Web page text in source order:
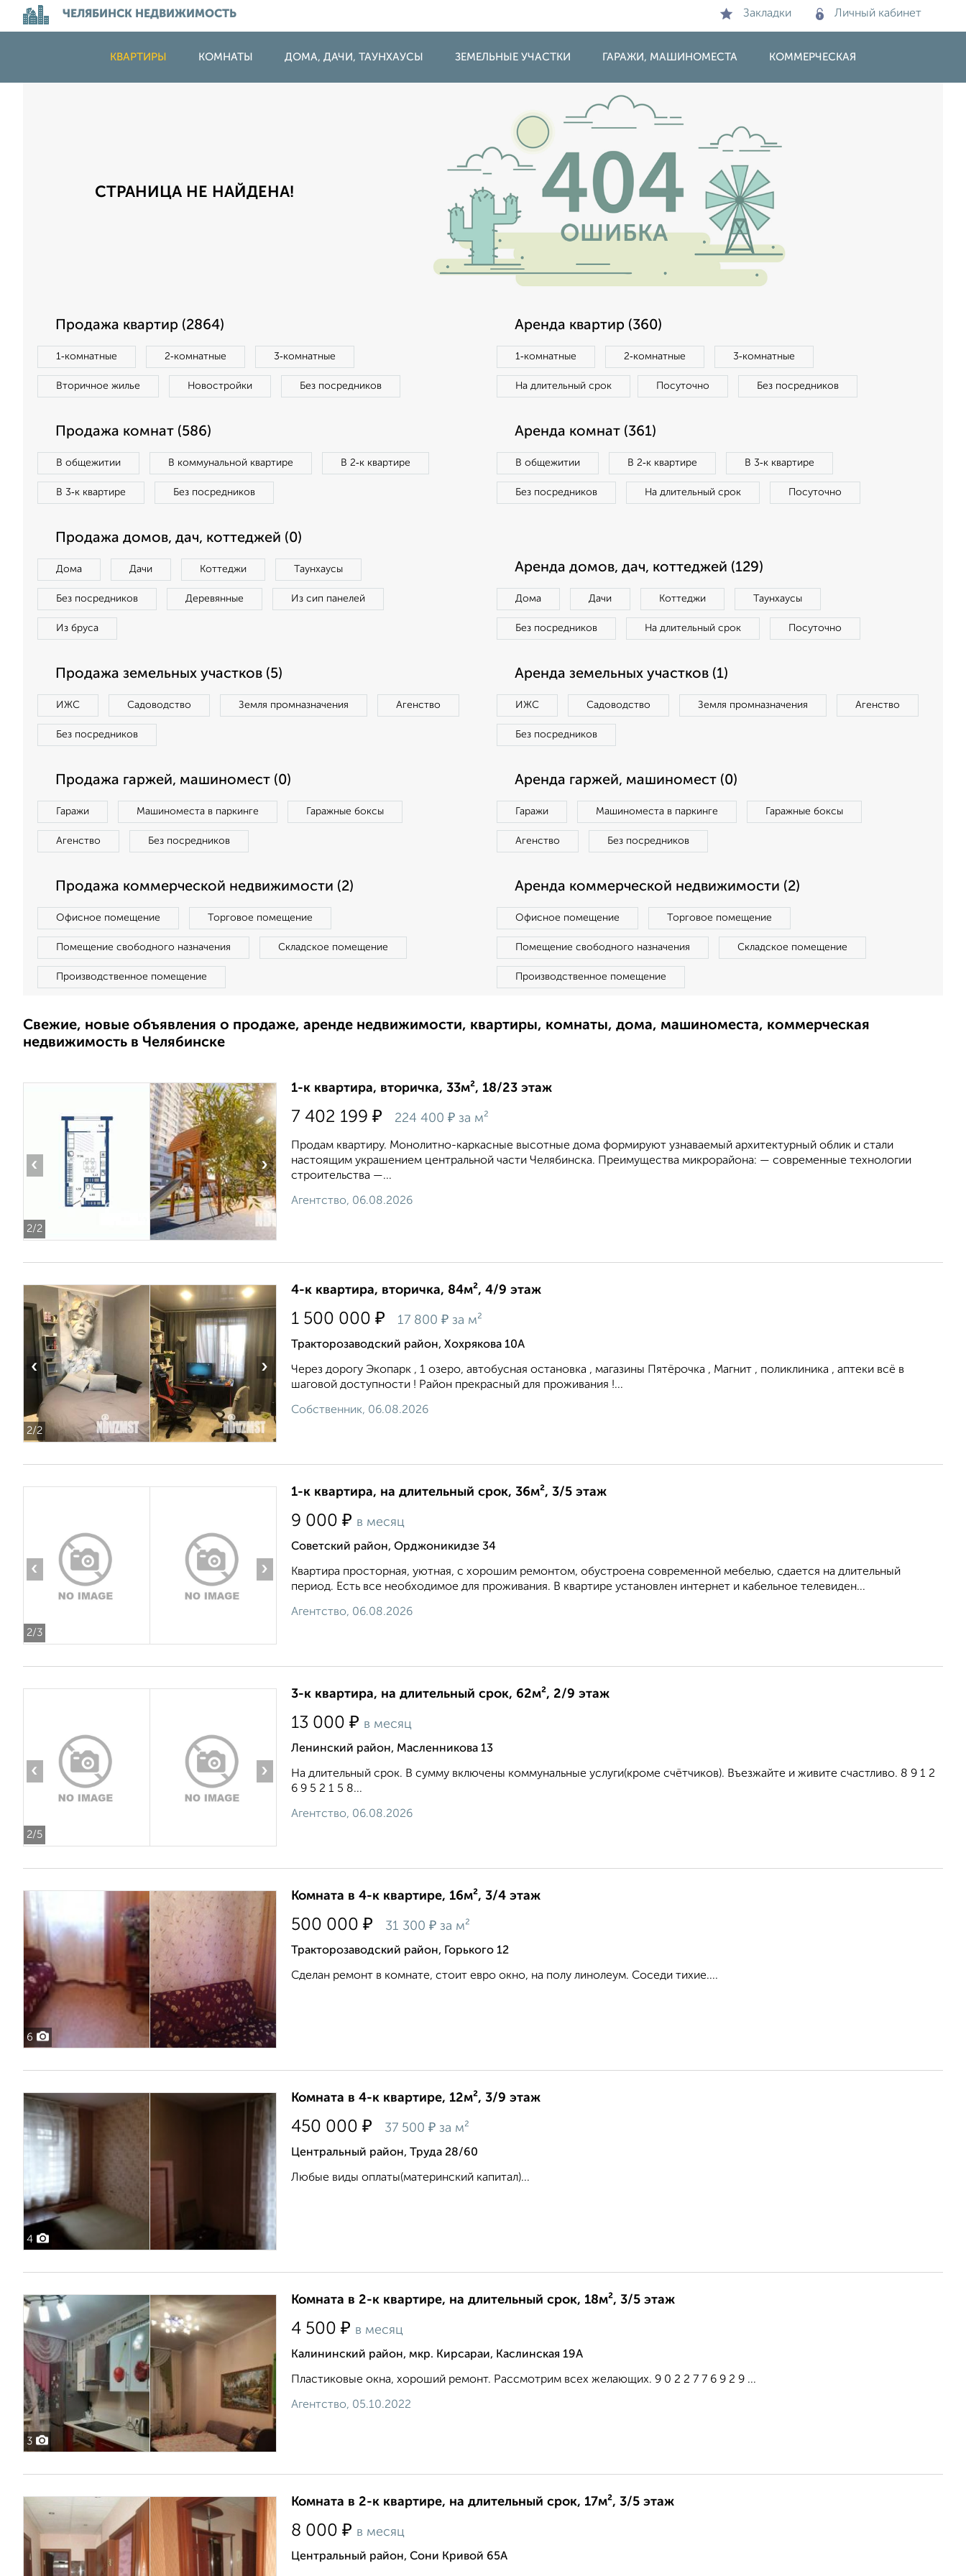
ЧЕЛЯБИНСК НЕДВИЖИМОСТЬ Закладки Личный кабинет
КВАРТИРЫ КОМНАТЫ ДОМА, ДАЧИ, ТАУНХАУСЫ ЗЕМЕЛЬНЫЕ УЧАСТКИ ГАРАЖИ, МАШИНОМЕСТА КОММЕРЧЕСКАЯ
СТРАНИЦА НЕ НАЙДЕНА!
Продажа квартир (2864)
1‑комнатные 2‑комнатные 3‑комнатные
Вторичное жилье Новостройки Без посредников
Аренда квартир (360)
1‑комнатные 2‑комнатные 3‑комнатные
На длительный срок Посуточно Без посредников
Продажа комнат (586)
В общежитии В коммунальной квартире В 2‑к квартире
В 3‑к квартире Без посредников
Аренда комнат (361)
В общежитии В 2‑к квартире В 3‑к квартире
Без посредников На длительный срок Посуточно
Продажа домов, дач, коттеджей (0)
Дома Дачи Коттеджи Таунхаусы
Без посредников Деревянные Из сип панелей
Из бруса
Аренда домов, дач, коттеджей (129)
Дома Дачи Коттеджи Таунхаусы
Без посредников На длительный срок Посуточно
Продажа земельных участков (5)
ИЖС Садоводство Земля промназначения Агенство
Без посредников
Аренда земельных участков (1)
ИЖС Садоводство Земля промназначения Агенство
Без посредников
Продажа гаржей, машиномест (0)
Гаражи Машиноместа в паркинге Гаражные боксы
Агенство Без посредников
Аренда гаржей, машиномест (0)
Гаражи Машиноместа в паркинге Гаражные боксы
Агенство Без посредников
Продажа коммерческой недвижимости (2)
Офисное помещение Торговое помещение
Помещение свободного назначения Складское помещение
Производственное помещение
Аренда коммерческой недвижимости (2)
Офисное помещение Торговое помещение
Помещение свободного назначения Складское помещение
Производственное помещение
Свежие, новые объявления о продаже, аренде недвижимости, квартиры, комнаты, дома, машиноместа, коммерческая
недвижимость в Челябинске
2/2
‹ ›
1-к квартира, вторичка, 33м², 18/23 этаж
7 402 199 ₽ 224 400 ₽ за м²
Продам квартиру. Монолитно-каркасные высотные дома формируют узнаваемый архитектурный облик и стали
настоящим украшением центральной части Челябинска. Преимущества микрорайона: — современные технологии
строительства —...
Агентство, 06.08.2026
2/2
‹ ›
4-к квартира, вторичка, 84м², 4/9 этаж
1 500 000 ₽ 17 800 ₽ за м²
Тракторозаводский район, Хохрякова 10А
Через дорогу Экопарк , 1 озеро, автобусная остановка , магазины Пятёрочка , Магнит , поликлиника , аптеки всё в
шаговой доступности ! Район прекрасный для проживания !...
Собственник, 06.08.2026
2/3
‹ ›
1-к квартира, на длительный срок, 36м², 3/5 этаж
9 000 ₽ в месяц
Советский район, Орджоникидзе 34
Квартира просторная, уютная, с хорошим ремонтом, обустроена современной мебелью, сдается на длительный
период. Есть все необходимое для проживания. В квартире установлен интернет и кабельное телевиден...
Агентство, 06.08.2026
2/5
‹ ›
3-к квартира, на длительный срок, 62м², 2/9 этаж
13 000 ₽ в месяц
Ленинский район, Масленникова 13
На длительный срок. В сумму включены коммунальные услуги(кроме счётчиков). Въезжайте и живите счастливо. 8 9 1 2
6 9 5 2 1 5 8...
Агентство, 06.08.2026
6
Комната в 4-к квартире, 16м², 3/4 этаж
500 000 ₽ 31 300 ₽ за м²
Тракторозаводский район, Горького 12
Сделан ремонт в комнате, стоит евро окно, на полу линолеум. Соседи тихие....
4
Комната в 4-к квартире, 12м², 3/9 этаж
450 000 ₽ 37 500 ₽ за м²
Центральный район, Труда 28/60
Любые виды оплаты(материнский капитал)...
3
Комната в 2-к квартире, на длительный срок, 18м², 3/5 этаж
4 500 ₽ в месяц
Калининский район, мкр. Кирсараи, Каслинская 19А
Пластиковые окна, хороший ремонт. Рассмотрим всех желающих. 9 0 2 2 7 7 6 9 2 9 ...
Агентство, 05.10.2022
Комната в 2-к квартире, на длительный срок, 17м², 3/5 этаж
8 000 ₽ в месяц
Центральный район, Сони Кривой 65А